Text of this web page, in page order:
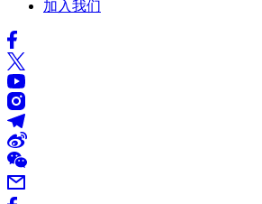
加入我们